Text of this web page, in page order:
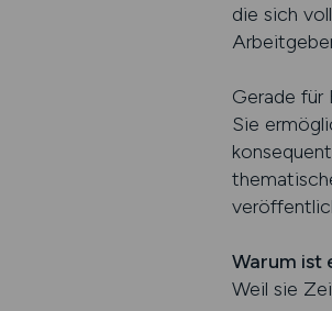
die sich
Gerade für
Sie
Warum ist
Weil sie